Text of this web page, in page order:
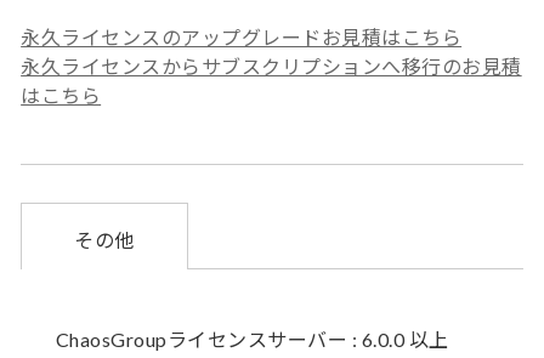
永久ライセンスのアップグレードお見積はこちら
永久ライセンスからサブスクリプションへ移行のお見積
はこちら
その他
ChaosGroupライセンスサーバー : 6.0.0 以上